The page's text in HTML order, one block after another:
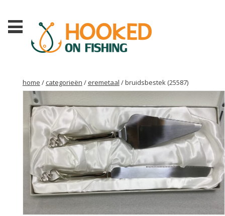
home / categorieën / eremetaal / bruidsbestek (25587)